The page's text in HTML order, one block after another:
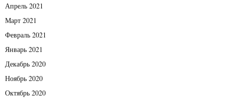
Апрель 2021
Март 2021
Февраль 2021
Январь 2021
Декабрь 2020
Ноябрь 2020
Октябрь 2020